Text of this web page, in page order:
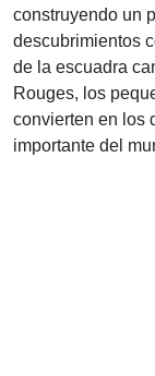
construyendo un
descubrimientos
de la escuadra
Rouges, los
convierten en los
importante del